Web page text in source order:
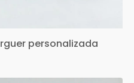
personalizada